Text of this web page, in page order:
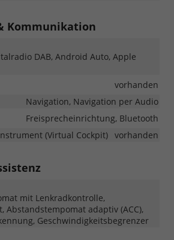
Kommunikation
DAB, Android Auto, Apple
vorhanden
Navigation, Navigation per Audio
Freisprecheinrichtung, Bluetooth
(Virtual Cockpit) vorhanden
mit Lenkradkontrolle,
Abstandstempomat adaptiv (ACC),
Geschwindigkeitsbegrenzer